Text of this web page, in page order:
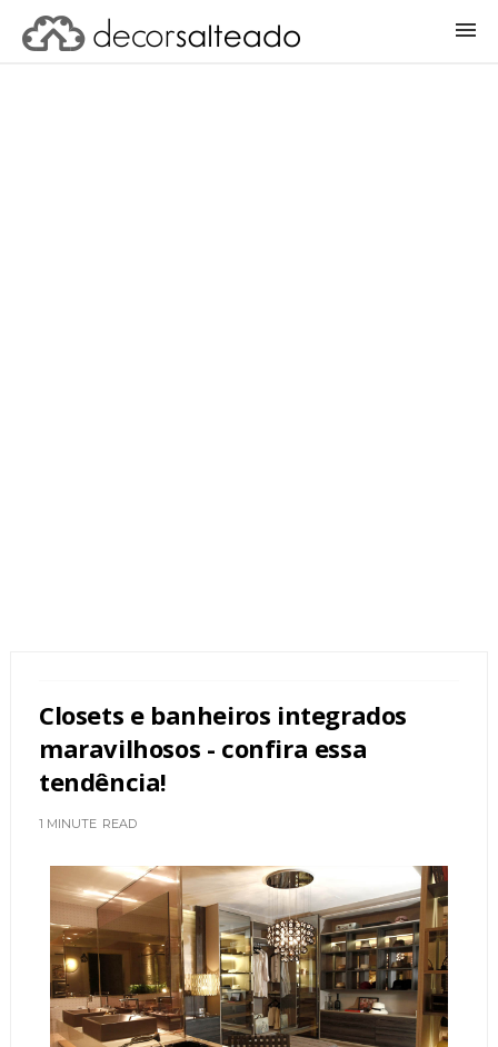
Closets e banheiros integrados
maravilhosos - confira essa
tendência!
1 MINUTE READ